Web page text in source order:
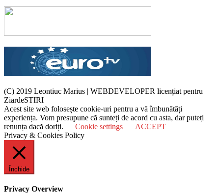
(C) 2019 Leontiuc Marius | WEBDEVELOPER licențiat pentru
ZiardeSTIRI
Acest site web folosește cookie-uri pentru a vă îmbunătăți
experiența. Vom presupune că sunteți de acord cu asta, dar puteți
renunța dacă doriți.
Cookie settings
ACCEPT
Privacy & Cookies Policy
Închide
Privacy Overview